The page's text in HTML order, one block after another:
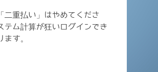
二重払い」はやめてくださ
テム計算が狂いログインでき
ます。